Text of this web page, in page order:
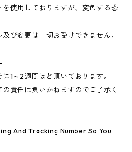
使用しておりますが、変色する恐
び変更は一切お受けできません。
1～2週間ほど頂いております。
責任は負いかねますのでご了承く
And Tracking Number So You